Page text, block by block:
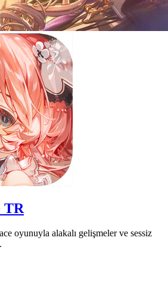
TR
oyunuyla alakalı gelişmeler ve sessiz